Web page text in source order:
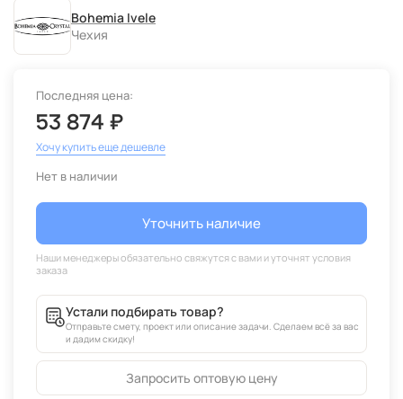
Bohemia Ivele
Чехия
Последняя цена:
53 874 ₽
Хочу купить еще дешевле
Нет в наличии
Уточнить наличие
Устали подбирать товар?
Отправьте смету, проект или описание задачи. Сделаем всё за вас
и дадим скидку!
Запросить оптовую цену